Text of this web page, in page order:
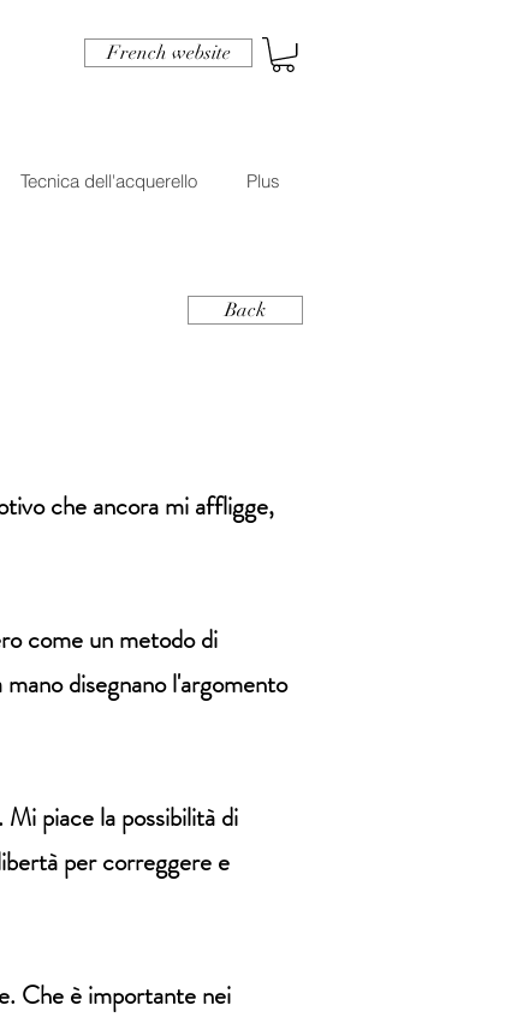
French website
Tecnica dell'acquerello Plus
Back
che ancora mi affligge,
come un metodo di
disegnano l'argomento
piace la possibilità di
per correggere e
Che è importante nei